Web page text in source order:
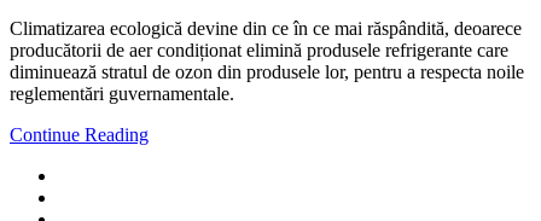
Climatizarea ecologică devine din ce în ce mai răspândită, deoarece
producătorii de aer condiționat elimină produsele refrigerante care
diminuează stratul de ozon din produsele lor, pentru a respecta noile
reglementări guvernamentale.
Continue Reading